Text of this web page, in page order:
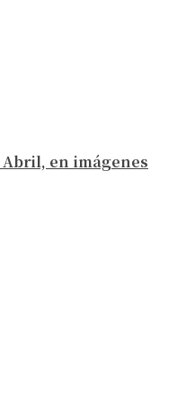
en imágenes